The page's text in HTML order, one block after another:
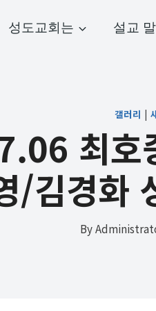
성도교회는 설교
갤러리 |
최호
/김경화
By